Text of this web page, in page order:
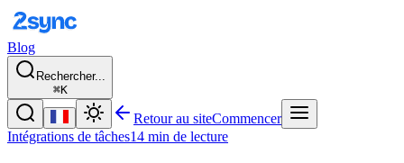
Blog
Rechercher...
⌘K
Retour au siteCommencer
Intégrations de tâches14 min de lecture